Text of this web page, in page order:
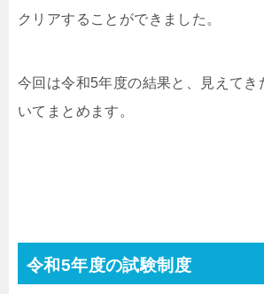
クリアすることができました。
今回は令和5年度の結果と、見えてき
いてまとめます。
令和5年度の試験制度